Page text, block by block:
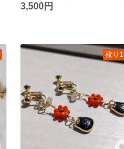
3,500円
残り